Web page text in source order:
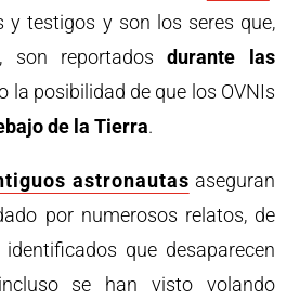
y testigos y son los seres que,
son reportadosdurante las
la posibilidad de que los OVNIs
de la Tierra.
astronautas aseguran
por numerosos relatos, de
que desaparecen
se han visto volando